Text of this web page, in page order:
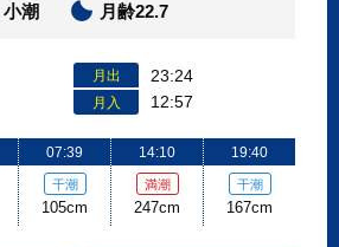
小潮 月齢22.7
月出 23:24
月入 12:57
07:39
干潮
105cm
14:10
満潮
247cm
19:40
干潮
167cm